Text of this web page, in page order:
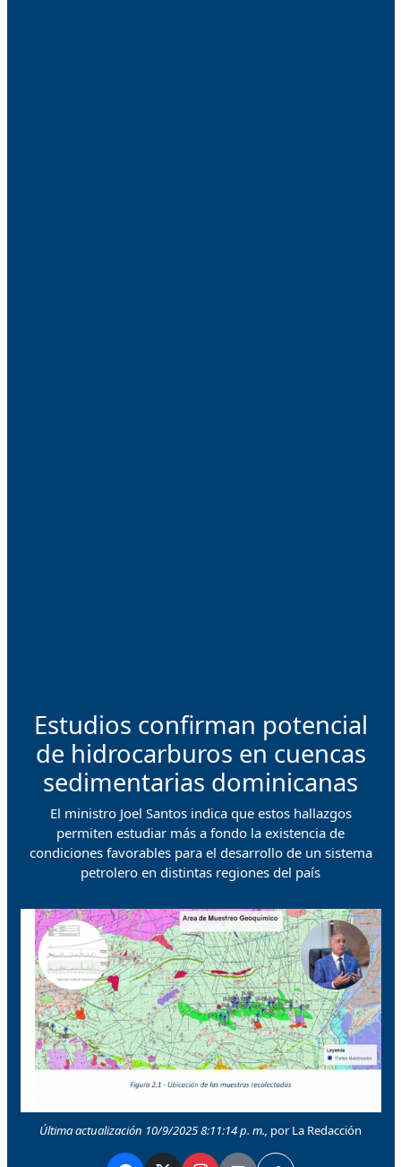
Estudios confirman potencial
de hidrocarburos en cuencas
sedimentarias dominicanas
El ministro Joel Santos indica que estos hallazgos
permiten estudiar más a fondo la existencia de
condiciones favorables para el desarrollo de un sistema
petrolero en distintas regiones del país
Última actualización 10/9/2025 8:11:14 p. m., por La Redacción